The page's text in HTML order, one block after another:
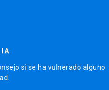
si se ha vulnerado alguno